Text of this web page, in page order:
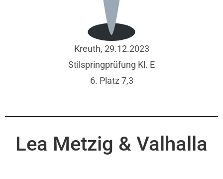
Kreuth, 29.12.2023
Stilspringprüfung Kl. E
6. Platz 7,3
Lea Metzig & Valhalla